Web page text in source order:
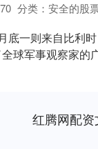
70 分类： 安全的股
底一则来自比利
球军事观察家的
红腾网配